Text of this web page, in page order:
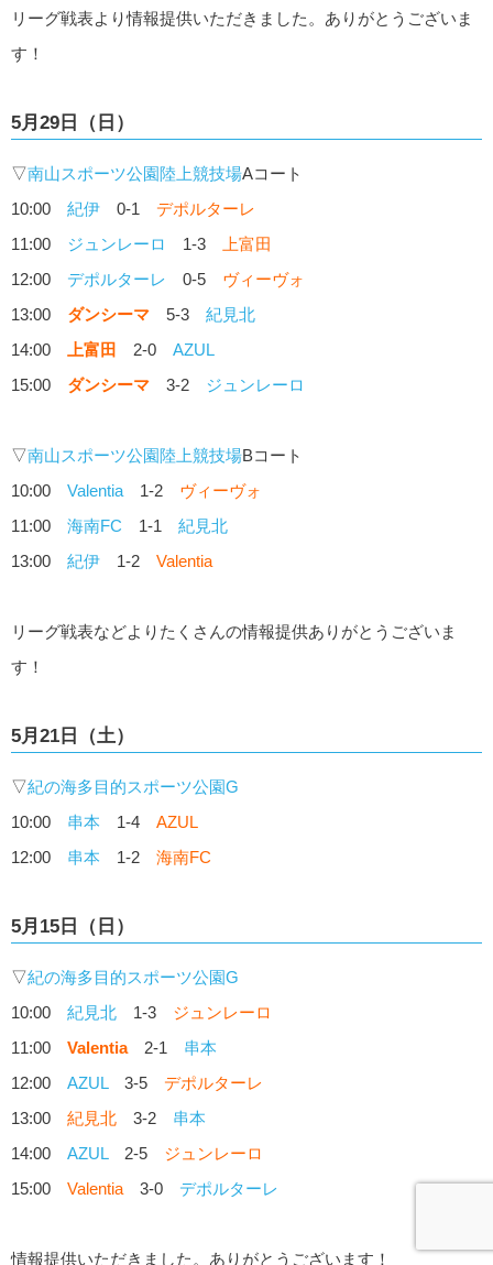
リーグ戦表より情報提供いただきました。ありがとうございま
す！
5月29日（日）
▽南山スポーツ公園陸上競技場Aコート
10:00 紀伊 0-1 デポルターレ
11:00 ジュンレーロ 1-3
上富田
12:00 デポルターレ 0-5 ヴィーヴォ
13:00 ダンシーマ 5-3 紀見北
14:00
上富田 2-0 AZUL
15:00 ダンシーマ 3-2 ジュンレーロ
▽南山スポーツ公園陸上競技場Bコート
10:00 Valentia 1-2 ヴィーヴォ
11:00 海南FC 1-1 紀見北
13:00 紀伊 1-2 Valentia
リーグ戦表などよりたくさんの情報提供ありがとうございま
す！
5月21日（土）
▽紀の海多目的スポーツ公園G
10:00 串本 1-4 AZUL
12:00 串本 1-2 海南FC
5月15日（日）
▽紀の海多目的スポーツ公園G
10:00 紀見北 1-3 ジュンレーロ
11:00 Valentia2-1 串本
12:00 AZUL3-5 デポルターレ
13:00 紀見北 3-2 串本
14:00 AZUL2-5 ジュンレーロ
15:00 Valentia 3-0 デポルターレ
情報提供いただきました。ありがとうございます！